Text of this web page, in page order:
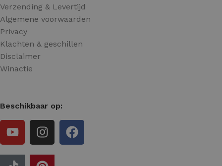
Verzending & Levertijd
Algemene voorwaarden
Privacy
Klachten & geschillen
Disclaimer
Winactie
Beschikbaar op: